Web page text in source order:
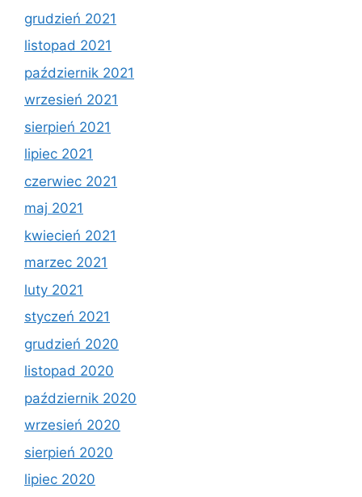
grudzień 2021
listopad 2021
październik 2021
wrzesień 2021
sierpień 2021
lipiec 2021
czerwiec 2021
maj 2021
kwiecień 2021
marzec 2021
luty 2021
styczeń 2021
grudzień 2020
listopad 2020
październik 2020
wrzesień 2020
sierpień 2020
lipiec 2020